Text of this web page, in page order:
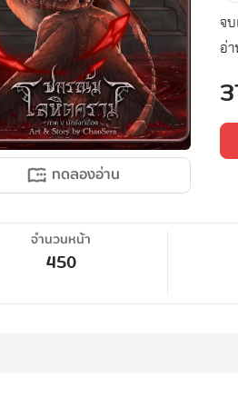
ทดลองอ่าน
จ
อ่
จำนวนหน้า
450